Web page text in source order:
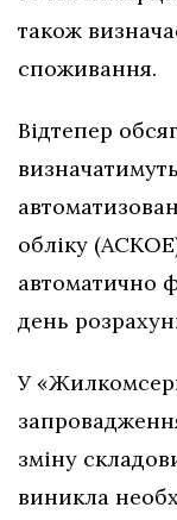
також
споживання.
Відтепер
обліку
автоматично
день
У
зміну
виникла